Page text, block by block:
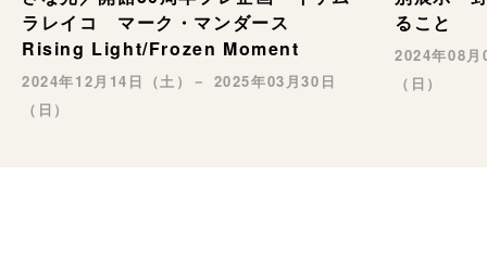
ラレイコ マーク・マンダース
Rising Light/Frozen Moment
2024年12月14日（土）－ 2025年03月30日
（日）
ること
2024年08
（日）